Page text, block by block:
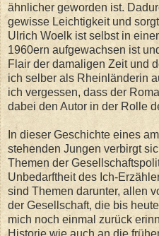
ähnlicher geworden ist.
gewisse Leichtigkeit und
Ulrich Woelk ist selbst in
1960ern aufgewachsen ist
Flair der damaligen Zeit und
ich selber als Rheinländerin
ich vergessen, dass der
dabei den Autor in der Rolle
In dieser Geschichte eines
stehenden Jungen verbirgt
Themen der
Unbedarftheit des Ich-
sind Themen darunter, allen
der Gesellschaft, die bis
mich noch einmal zurück
Historie wie auch an die